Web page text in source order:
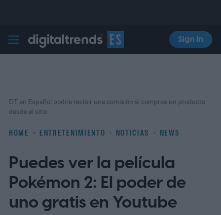
Digital Trends Español
Sign In
HOME ENTRETENIMIENTO NOTICIAS NEWS
DT en Español podría recibir una comisión si compras un producto
desde el sitio
Puedes ver la película
Pokémon 2: El poder de
uno gratis en Youtube